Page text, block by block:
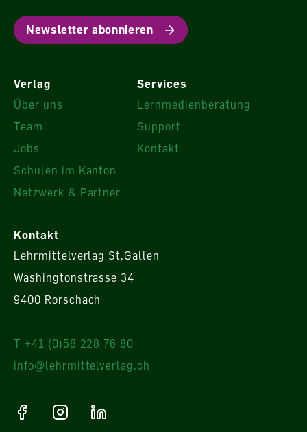
Newsletter abonnieren
Verlag
Über uns
Team
Jobs
Schulen im Kanton
Netzwerk & Partner
Services
Lernmedienberatung
Support
Kontakt
Kontakt
Lehrmittelverlag St.Gallen
Washingtonstrasse 34
9400 Rorschach
T +41 (0)58 228 76 80
info@lehrmittelverlag.ch